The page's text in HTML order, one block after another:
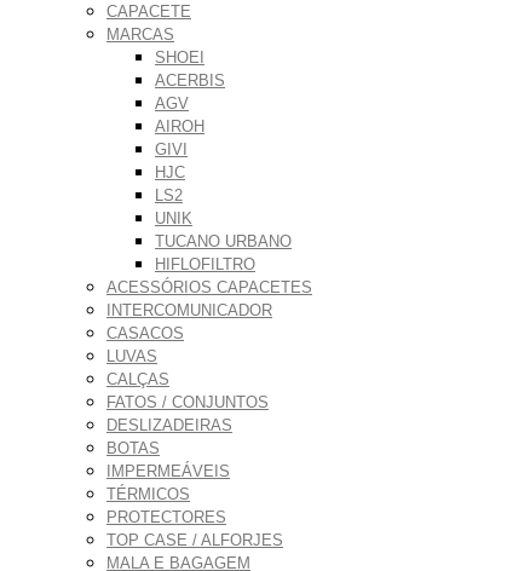
CAPACETE
MARCAS
SHOEI
ACERBIS
AGV
AIROH
GIVI
HJC
LS2
UNIK
TUCANO URBANO
HIFLOFILTRO
ACESSÓRIOS CAPACETES
INTERCOMUNICADOR
CASACOS
LUVAS
CALÇAS
FATOS / CONJUNTOS
DESLIZADEIRAS
BOTAS
IMPERMEÁVEIS
TÉRMICOS
PROTECTORES
TOP CASE / ALFORJES
MALA E BAGAGEM